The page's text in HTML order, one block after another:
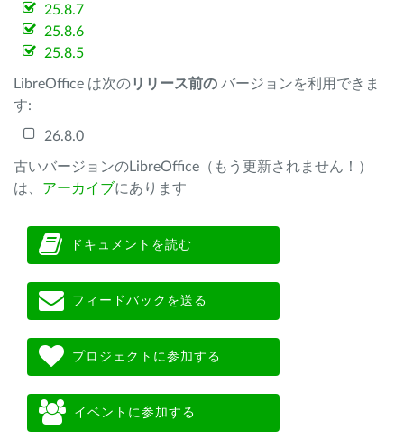
25.8.7
25.8.6
25.8.5
LibreOffice は次のリリース前の バージョンを利用できま
す:
26.8.0
古いバージョンのLibreOffice（もう更新されません！）
は、 アーカイブにあります
ドキュメントを読む
フィードバックを送る
プロジェクトに参加する
イベントに参加する